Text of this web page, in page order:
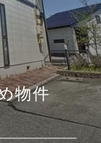
閲覧履歴
物件